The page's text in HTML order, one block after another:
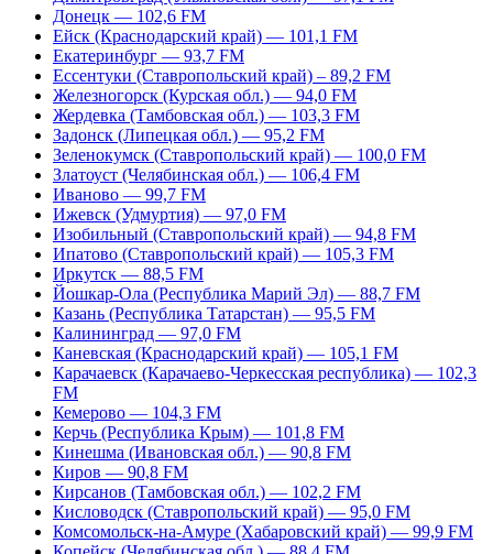
Донецк — 102,6 FM
Ейск (Краснодарский край) — 101,1 FM
Екатеринбург — 93,7 FM
Ессентуки (Ставропольский край) – 89,2 FM
Железногорск (Курская обл.) — 94,0 FM
Жердевка (Тамбовская обл.) — 103,3 FM
Задонск (Липецкая обл.) — 95,2 FM
Зеленокумск (Ставропольский край) — 100,0 FM
Златоуст (Челябинская обл.) — 106,4 FM
Иваново — 99,7 FM
Ижевск (Удмуртия) — 97,0 FM
Изобильный (Ставропольский край) — 94,8 FM
Ипатово (Ставропольский край) — 105,3 FM
Иркутск — 88,5 FM
Йошкар-Ола (Республика Марий Эл) — 88,7 FM
Казань (Республика Татарстан) — 95,5 FM
Калининград — 97,0 FM
Каневская (Краснодарский край) — 105,1 FM
Карачаевск (Карачаево-Черкесская республика) — 102,3
FM
Кемерово — 104,3 FM
Керчь (Республика Крым) — 101,8 FM
Кинешма (Ивановская обл.) — 90,8 FM
Киров — 90,8 FM
Кирсанов (Тамбовская обл.) — 102,2 FM
Кисловодск (Ставропольский край) — 95,0 FM
Комсомольск-на-Амуре (Хабаровский край) — 99,9 FM